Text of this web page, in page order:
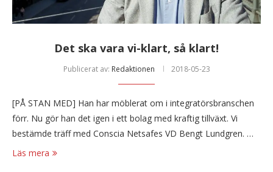
Det ska vara vi-klart, så klart!
Publicerat av: Redaktionen 2018-05-23
[PÅ STAN MED] Han har möblerat om i integratörsbranschen
förr. Nu gör han det igen i ett bolag med kraftig tillväxt. Vi
bestämde träff med Conscia Netsafes VD Bengt Lundgren. …
Läs mera